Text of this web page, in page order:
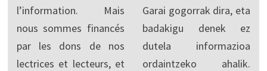
l’information. Mais
nous sommes financés
par les dons de nos
lectrices et lecteurs, et
Garai gogorrak dira, eta
badakigu denek ez
dutela informazioa
ordaintzeko ahalik.